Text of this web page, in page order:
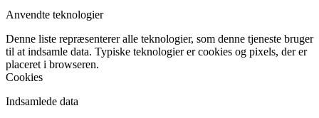
Anvendte teknologier
Denne liste repræsenterer alle teknologier, som denne tjeneste bruger
til at indsamle data. Typiske teknologier er cookies og pixels, der er
placeret i browseren.
Cookies
Indsamlede data